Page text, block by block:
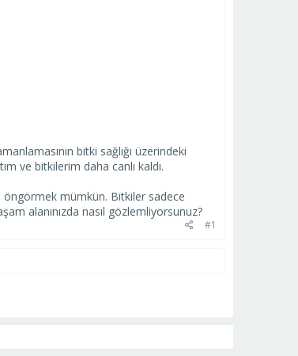
bitki sağlığı üzerindeki
ve bitkilerim daha canlı kaldı.
öngörmek mümkün. Bitkiler sadece
alanınızda nasıl gözlemliyorsunuz?
#1